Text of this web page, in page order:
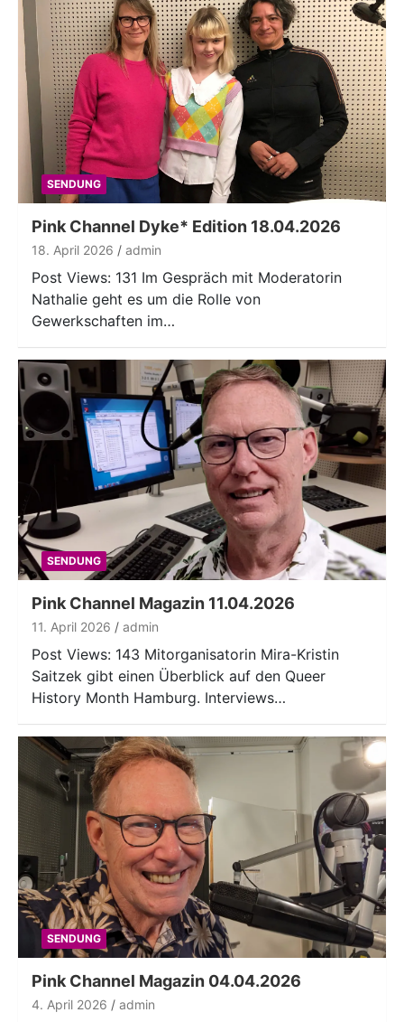
SENDUNG
Pink Channel Dyke* Edition 18.04.2026
18. April 2026 admin
Post Views: 131 Im Gespräch mit Moderatorin
Nathalie geht es um die Rolle von
Gewerkschaften im…
SENDUNG
Pink Channel Magazin 11.04.2026
11. April 2026 admin
Post Views: 143 Mitorganisatorin Mira-Kristin
Saitzek gibt einen Überblick auf den Queer
History Month Hamburg. Interviews…
SENDUNG
Pink Channel Magazin 04.04.2026
4. April 2026 admin